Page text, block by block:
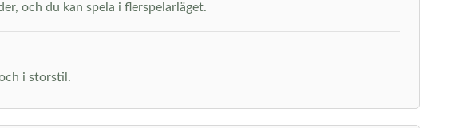
och du kan spela i flerspelarläget.
i storstil.